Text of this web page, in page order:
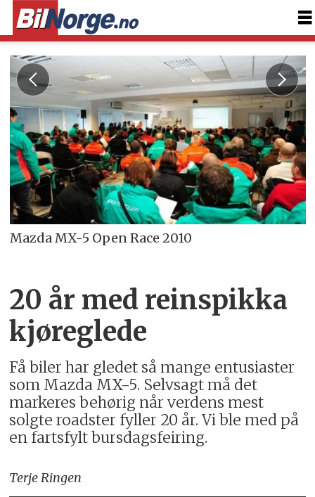
Mazda MX-5 Open Race 2010
20 år med reinspikka
kjøreglede
Få biler har gledet så mange entusiaster
som Mazda MX-5. Selvsagt må det
markeres behørig når verdens mest
solgte roadster fyller 20 år. Vi ble med på
en fartsfylt bursdagsfeiring.
Terje Ringen